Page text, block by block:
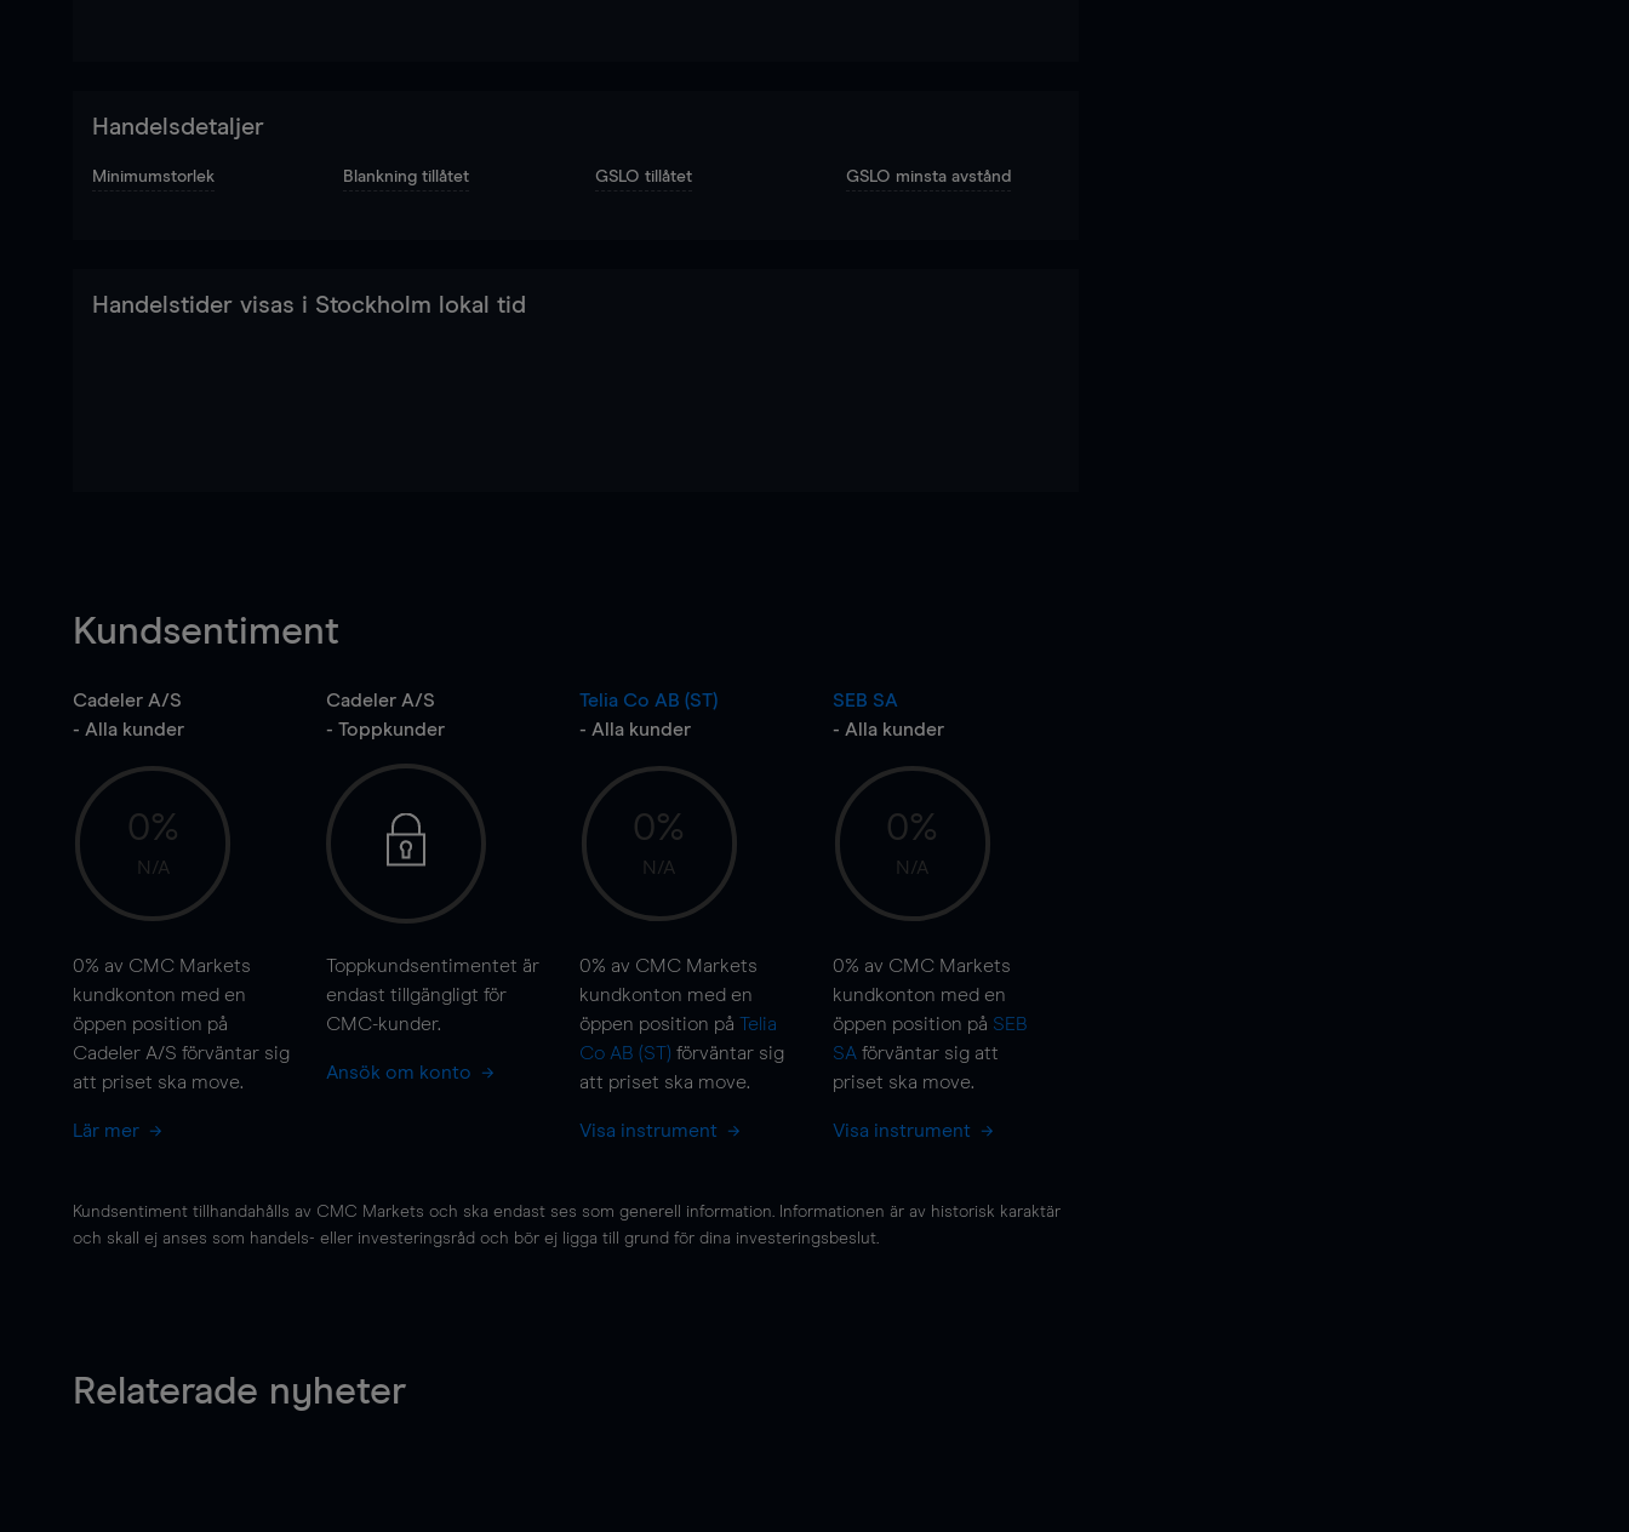
Handelsdetaljer
Minimumstorlek Blankning tillåtet GSLO tillåtet GSLO minsta avstånd
Handelstider visas i Stockholm lokal tid
Kundsentiment
Cadeler A/S
- Alla kunder
0%
N/A
0% av CMC Markets
kundkonton med en
öppen position på
Cadeler A/S förväntar sig
att priset ska move.
Lär mer
Cadeler A/S
- Toppkunder
Toppkundsentimentet är
endast tillgängligt för
CMC-kunder.
Ansök om konto
Telia Co AB (ST)
- Alla kunder
0%
N/A
0% av CMC Markets
kundkonton med en
öppen position på Telia
Co AB (ST) förväntar sig
att priset ska move.
Visa instrument
SEB SA
- Alla kunder
0%
N/A
0% av CMC Markets
kundkonton med en
öppen position på SEB
SA förväntar sig att
priset ska move.
Visa instrument
Kundsentiment tillhandahålls av CMC Markets och ska endast ses som generell information. Informationen är av historisk karaktär
och skall ej anses som handels- eller investeringsråd och bör ej ligga till grund för dina investeringsbeslut.
Relaterade nyheter